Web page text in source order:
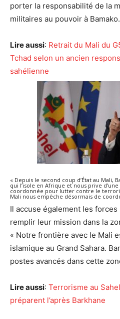
porter la responsabilité de la
militaires au pouvoir à Bamako.
Lire aussi: Retrait du Mali du
Tchad selon un ancien
sahélienne
« Depuis le second coup d’État au Mali,
qui l’isole en Afrique et nous prive
coordonnée pour lutter contre le
Mali nous empêche désormais de
Il accuse également les
remplir leur mission dans la
« Notre frontière avec le Mali
islamique au Grand Sahara.
postes avancés dans cette
Lire aussi: Terrorisme au
préparent l’après Barkhane